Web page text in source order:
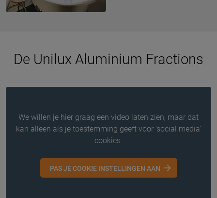
De Unilux Aluminium Fractions
We willen je hier graag een video laten zien, maar dat
kan alleen als je toestemming geeft voor 'social media'
cookies.
PAS JE COOKIE INSTELLINGEN AAN